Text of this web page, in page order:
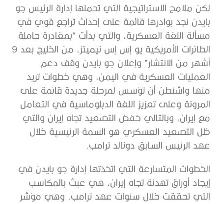
لكن ملامح الاستراتيجية التي تحملها إدارة الرئيس جو
بايدن نجد بوادرها قائمة على إحداث تراجع قوي في
مسألة اللغة العسكرية، والتي بدأت “بمغادرة حاملة
الطائرات الأمريكية يو إس إس نيميتز، من الخليج بعد 9
أشهر من الانتشار” وإعلان جو بايدن وقف دعم
العمليات العسكرية في اليمن، وهي خطوات تريد
منها واشنطن أن تؤسس لمرحلة جديدة قائمة على
المرونة وعلى تعزيز اللغة الدبلوماسية في التعامل
مع إيران، وبالتالي خفض التصعيد تجاه إيران والتي
ظل التصعيد العسكري هو السمة الرئيسية خلال
عهد الرئيس السابق دونالد ترامب.
الخطوات المتسارعة التي اتخذتها إدارة جو بايدن في
إيجاد أوراق تهدئة تجاه إيران، هي عبث بالمكاسب
التي تحققت خلال سنوات عهد ترامب، وهي مؤشر